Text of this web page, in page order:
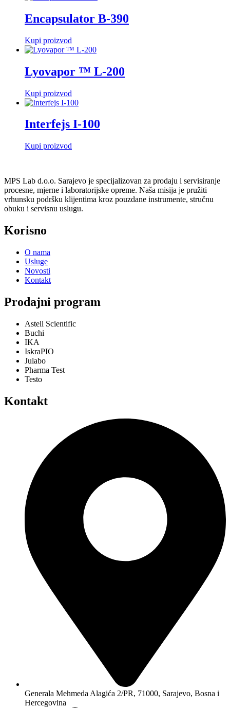
Encapsulator B-390
Kupi proizvod
Lyovapor ™ L-200
Kupi proizvod
Interfejs I-100
Kupi proizvod
MPS Lab d.o.o. Sarajevo je specijalizovan za prodaju i servisiranje
procesne, mjerne i laboratorijske opreme. Naša misija je pružiti
vrhunsku podršku klijentima kroz pouzdane instrumente, stručnu
obuku i servisnu uslugu.
Korisno
O nama
Usluge
Novosti
Kontakt
Prodajni program
Astell Scientific
Buchi
IKA
IskraPIO
Julabo
Pharma Test
Testo
Kontakt
Generala Mehmeda Alagića 2/PR, 71000, Sarajevo, Bosna i
Hercegovina